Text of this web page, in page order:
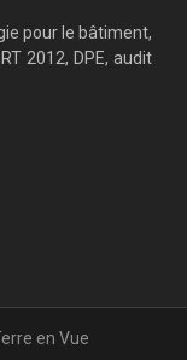
pour le bâtiment,
2012, DPE, audit
en Vue